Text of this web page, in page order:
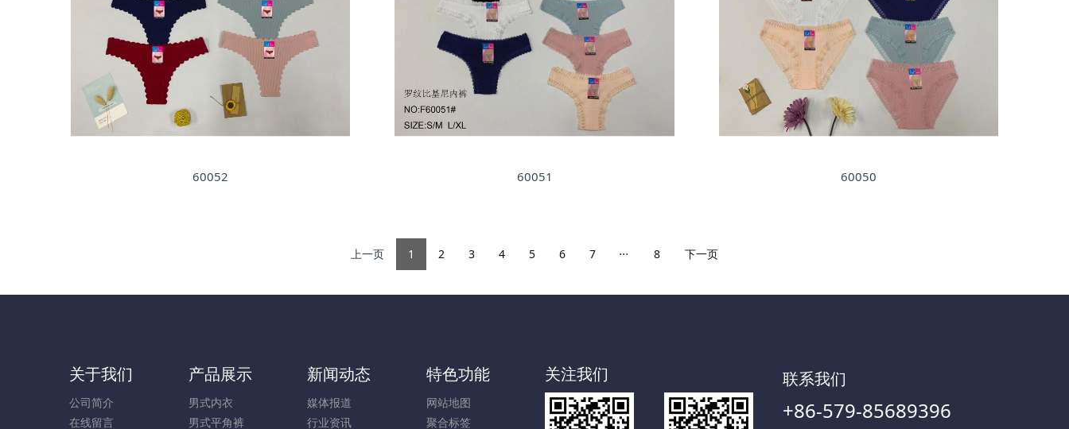
60052 60051 60050
上一页 1 2 3 4 5 6 7 ... 8 下一页
关于我们
公司简介
在线留言
产品展示
男式内衣
男式平角裤
新闻动态
媒体报道
行业资讯
特色功能
网站地图
聚合标签
关注我们 联系我们
+86-579-85689396